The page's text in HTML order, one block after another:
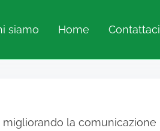
siamo Home Contattaci
la comunicazione